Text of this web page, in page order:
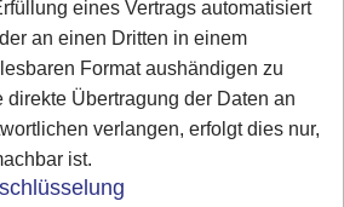
eines Vertrags automatisiert
an einen Dritten in einem
Format aushändigen zu
Übertragung der Daten an
verlangen, erfolgt dies nur,
ist.